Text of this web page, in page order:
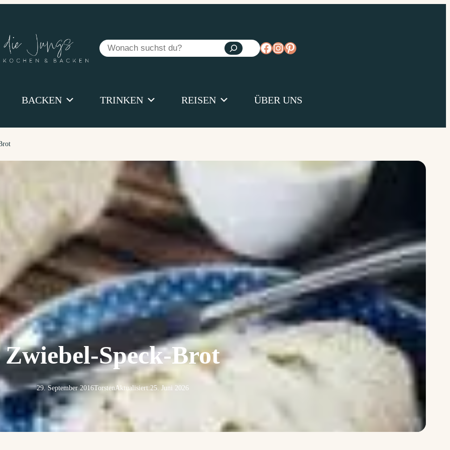
Suchen
https://www.facebook.com/
https://www.instagram.com/
https://www.pinterest.de/diejungs/
BACKEN TRINKEN REISEN ÜBER UNS
Zwiebel-Speck-Brot
29. September 2016TorstenAktualisiert:25. Juni 2026